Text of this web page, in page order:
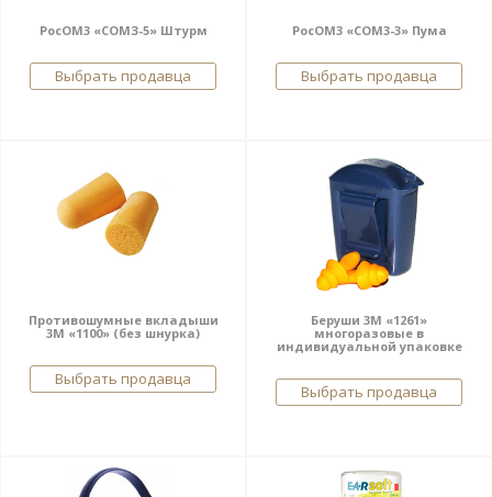
РосОМ3 «СОМЗ-5» Штурм
Выбрать продавца
РосОМ3 «СОМ3-3» Пума
Выбрать продавца
Противошумные вкладыши
3М «1100» (без шнурка)
Выбрать продавца
Беруши 3М «1261»
многоразовые в
индивидуальной упаковке
Выбрать продавца